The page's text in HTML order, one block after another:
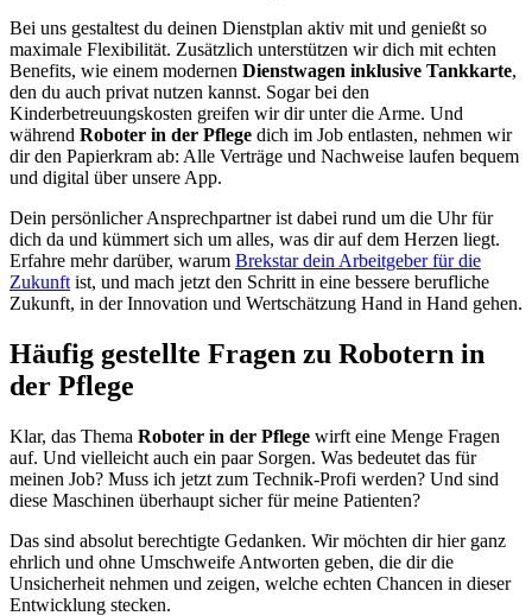
Bei uns gestaltest du deinen Dienstplan aktiv mit und genießt so
maximale Flexibilität. Zusätzlich unterstützen wir dich mit echten
Benefits, wie einem modernen Dienstwagen inklusive Tankkarte,
den du auch privat nutzen kannst. Sogar bei den
Kinderbetreuungskosten greifen wir dir unter die Arme. Und
während Roboter in der Pflege dich im Job entlasten, nehmen wir
dir den Papierkram ab: Alle Verträge und Nachweise laufen bequem
und digital über unsere App.
Dein persönlicher Ansprechpartner ist dabei rund um die Uhr für
dich da und kümmert sich um alles, was dir auf dem Herzen liegt.
Erfahre mehr darüber, warum Brekstar dein Arbeitgeber für die
Zukunft ist, und mach jetzt den Schritt in eine bessere berufliche
Zukunft, in der Innovation und Wertschätzung Hand in Hand gehen.
Häufig gestellte Fragen zu Robotern in
der Pflege
Klar, das Thema Roboter in der Pflege wirft eine Menge Fragen
auf. Und vielleicht auch ein paar Sorgen. Was bedeutet das für
meinen Job? Muss ich jetzt zum Technik-Profi werden? Und sind
diese Maschinen überhaupt sicher für meine Patienten?
Das sind absolut berechtigte Gedanken. Wir möchten dir hier ganz
ehrlich und ohne Umschweife Antworten geben, die dir die
Unsicherheit nehmen und zeigen, welche echten Chancen in dieser
Entwicklung stecken.